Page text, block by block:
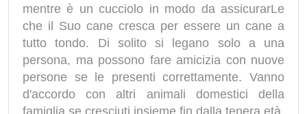
mentre è un cucciolo in modo da assicurarLe
che il Suo cane cresca per essere un cane a
tutto tondo. Di solito si legano solo a una
persona, ma possono fare amicizia con nuove
persone se le presenti correttamente. Vanno
d'accordo con altri animali domestici della